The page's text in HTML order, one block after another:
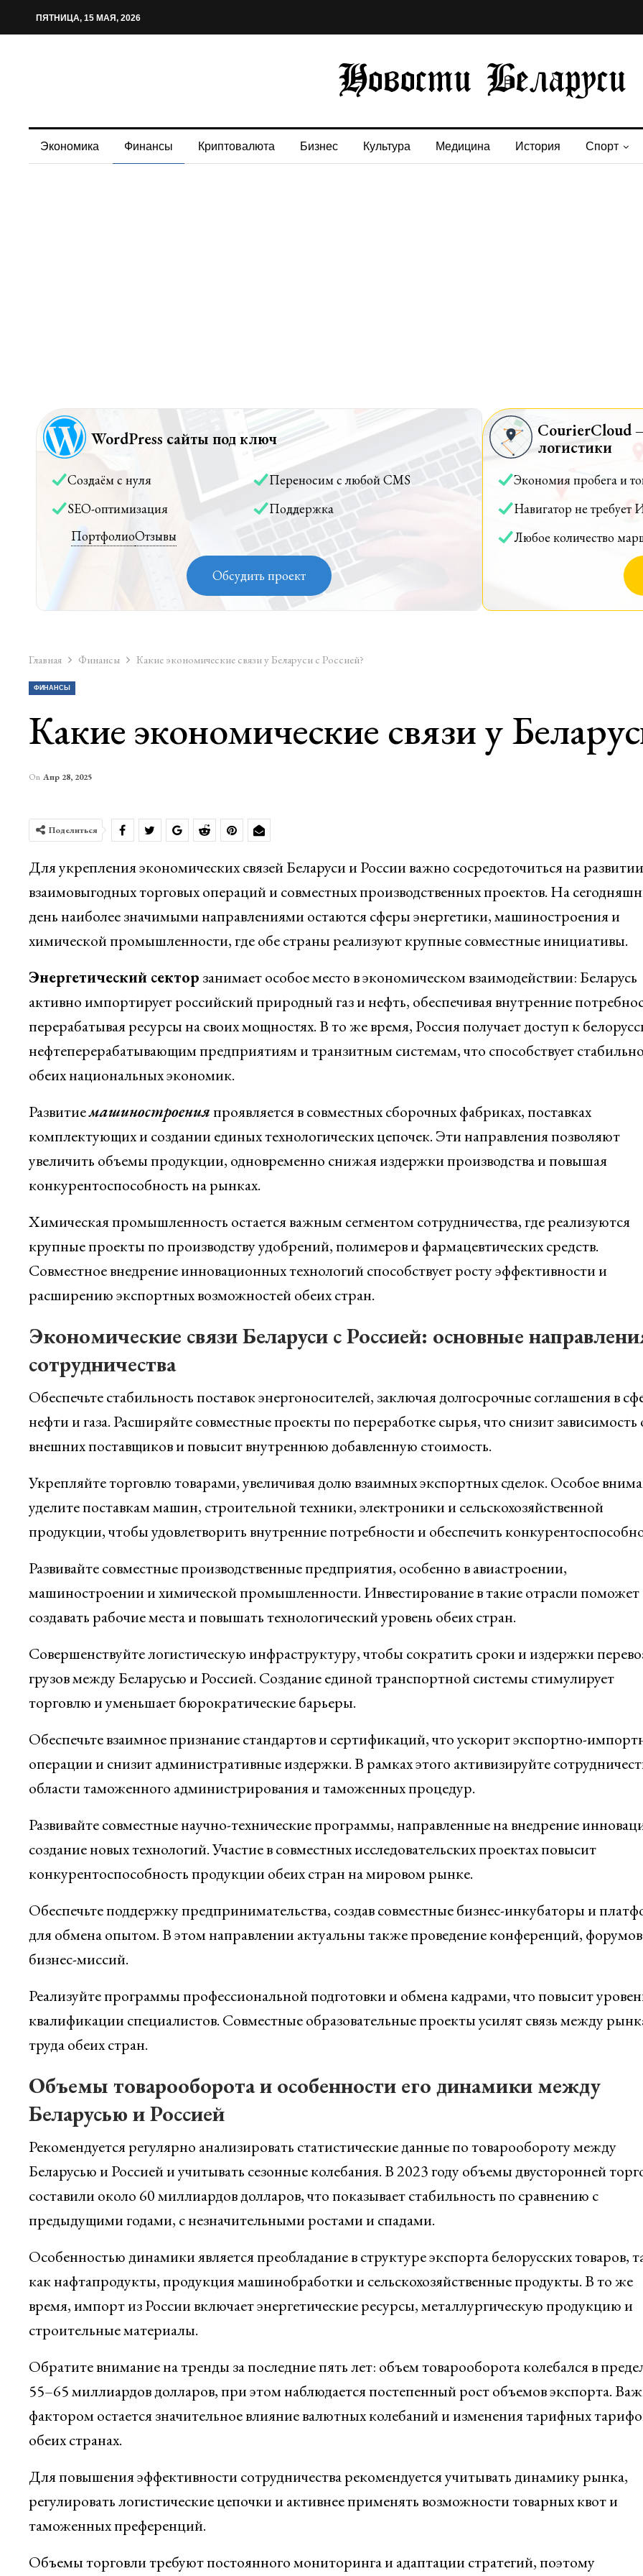
ПЯТНИЦА, 15 МАЯ, 2026
Экономика Финансы Криптовалюта Бизнес Культура Медицина История Спорт
WordPress сайты под ключ
Создаём с нуля
Переносим с любой CMS
SEO-оптимизация
Поддержка
ПортфолиоОтзывы
Обсудить проект
CourierCloud
логистики
Экономия пробега и
Навигатор не требует
Любое количество
Главная Финансы Какие экономические связи у Беларуси с Россией?
ФИНАНСЫ
Какие экономические связи у
On Апр 28, 2025
Поделиться
Для укрепления экономических связей Беларуси и России важно сосредоточиться на развитии
взаимовыгодных торговых операций и совместных производственных проектов. На
день наиболее значимыми направлениями остаются сферы энергетики, машиностроения и
химической промышленности, где обе страны реализуют крупные совместные инициативы.
Энергетический сектор занимает особое место в экономическом взаимодействии: Беларусь
активно импортирует российский природный газ и нефть, обеспечивая внутренние
перерабатывая ресурсы на своих мощностях. В то же время, Россия получает доступ к
нефтеперерабатывающим предприятиям и транзитным системам, что способствует
обеих национальных экономик.
Развитиемашиностроенияпроявляется в совместных сборочных фабриках, поставках
комплектующих и создании единых технологических цепочек. Эти направления позволяют
увеличить объемы продукции, одновременно снижая издержки производства и повышая
конкурентоспособность на рынках.
Химическая промышленность остается важным сегментом сотрудничества, где реализуются
крупные проекты по производству удобрений, полимеров и фармацевтических средств.
Совместное внедрение инновационных технологий способствует росту эффективности и
расширению экспортных возможностей обеих стран.
Экономические связи Беларуси с Россией: основные
сотрудничества
Обеспечьте стабильность поставок энергоносителей, заключая долгосрочные соглашения в
нефти и газа. Расширяйте совместные проекты по переработке сырья, что снизит зависимость
внешних поставщиков и повысит внутреннюю добавленную стоимость.
Укрепляйте торговлю товарами, увеличивая долю взаимных экспортных сделок. Особое
уделите поставкам машин, строительной техники, электроники и сельскохозяйственной
продукции, чтобы удовлетворить внутренние потребности и обеспечить
Развивайте совместные производственные предприятия, особенно в авиастроении,
машиностроении и химической промышленности. Инвестирование в такие отрасли поможет
создавать рабочие места и повышать технологический уровень обеих стран.
Совершенствуйте логистическую инфраструктуру, чтобы сократить сроки и издержки
грузов между Беларусью и Россией. Создание единой транспортной системы стимулирует
торговлю и уменьшает бюрократические барьеры.
Обеспечьте взаимное признание стандартов и сертификаций, что ускорит экспортно-
операции и снизит административные издержки. В рамках этого активизируйте
области таможенного администрирования и таможенных процедур.
Развивайте совместные научно-технические программы, направленные на внедрение
создание новых технологий. Участие в совместных исследовательских проектах повысит
конкурентоспособность продукции обеих стран на мировом рынке.
Обеспечьте поддержку предпринимательства, создав совместные бизнес-инкубаторы и
для обмена опытом. В этом направлении актуальны также проведение конференций,
бизнес-миссий.
Реализуйте программы профессиональной подготовки и обмена кадрами, что повысит
квалификации специалистов. Совместные образовательные проекты усилят связь между
труда обеих стран.
Объемы товарооборота и особенности его динамики между
Беларусью и Россией
Рекомендуется регулярно анализировать статистические данные по товарообороту между
Беларусью и Россией и учитывать сезонные колебания. В 2023 году объемы двусторонней
составили около 60 миллиардов долларов, что показывает стабильность по сравнению с
предыдущими годами, с незначительными ростами и спадами.
Особенностью динамики является преобладание в структуре экспорта белорусских товаров,
как нафтапродукты, продукция машинобработки и сельскохозяйственные продукты. В то же
время, импорт из России включает энергетические ресурсы, металлургическую продукцию и
строительные материалы.
Обратите внимание на тренды за последние пять лет: объем товарооборота колебался в
55–65 миллиардов долларов, при этом наблюдается постепенный рост объемов экспорта.
фактором остается значительное влияние валютных колебаний и изменения тарифных
обеих странах.
Для повышения эффективности сотрудничества рекомендуется учитывать динамику рынка,
регулировать логистические цепочки и активнее применять возможности товарных квот и
таможенных преференций.
Объемы торговли требуют постоянного мониторинга и адаптации стратегий, поэтому